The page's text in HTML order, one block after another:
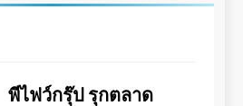
พีไฟว์กรุ๊ป รุกตลาด